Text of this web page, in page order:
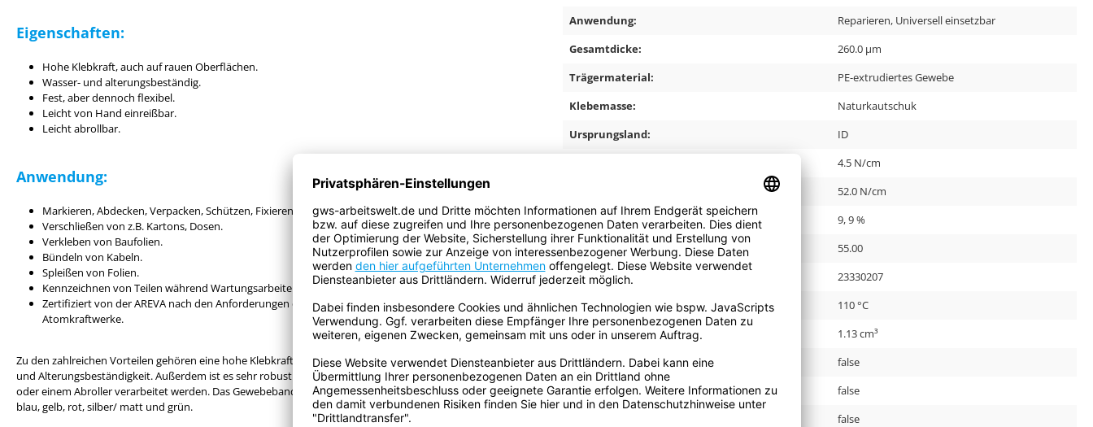
Eigenschaften:
Hohe Klebkraft, auch auf rauen Oberflächen.
Wasser- und alterungsbeständig.
Fest, aber dennoch flexibel.
Leicht von Hand einreißbar.
Leicht abrollbar.
Anwendung:
Markieren, Abdecken, Verpacken, Schützen, Fixieren.
Verschließen von z.B. Kartons, Dosen.
Verkleben von Baufolien.
Bündeln von Kabeln.
Spleißen von Folien.
Kennzeichnen von Teilen während Wartungsarbeiten in Atomkraftwerken.
Zertifiziert von der AREVA nach den Anforderungen der Siemens AG, Standard TLV 9027/01/06 für
Atomkraftwerke.
Zu den zahlreichen Vorteilen gehören eine hohe Klebkraft (auch auf rauen Oberflächen) und die Wasser-
und Alterungsbeständigkeit. Außerdem ist es sehr robust und dennoch flexibel. Es kann leicht von Hand
oder einem Abroller verarbeitet werden. Das Gewebeband ist in sieben Farben erhältlich: schwarz, weiß,
blau, gelb, rot, silber/ matt und grün.
Anwendung:
Reparieren, Universell einsetzbar
Gesamtdicke:
260.0 µm
Trägermaterial:
PE-extrudiertes Gewebe
Klebemasse:
Naturkautschuk
Ursprungsland:
ID
4.5 N/cm
52.0 N/cm
Reißdehnung (Prozent):
9, 9 %
MESH-Anzahl:
55.00
ECLASS Klassifizierung Nummer:
23330207
Temperaturbeständigkeit:
110 °C
Volumen:
1.13 cm³
Gefahrgut:
false
Batterien sind enthalten:
false
false